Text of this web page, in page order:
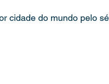
cidade do mundo pelo